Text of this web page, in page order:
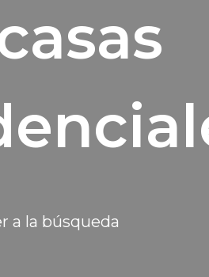
a la búsqueda